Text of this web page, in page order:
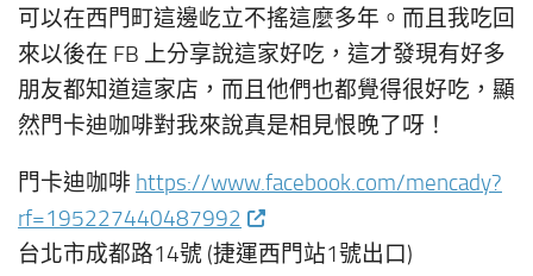
可以在西門町這邊屹立不搖這麼多年。而且我吃回
來以後在 FB 上分享說這家好吃，這才發現有好多
朋友都知道這家店，而且他們也都覺得很好吃，顯
然門卡迪咖啡對我來說真是相見恨晚了呀！
門卡迪咖啡 https://www.facebook.com/mencady?
rf=195227440487992
台北市成都路14號 (捷運西門站1號出口)